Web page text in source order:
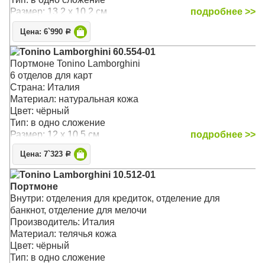
Размер: 13.2 x 10.2 см
подробнее >>
Цена: 6`990 Р
Tonino Lamborghini 60.554-01
Портмоне Tonino Lamborghini
6 отделов для карт
Страна: Италия
Материал: натуральная кожа
Цвет: чёрный
Тип: в одно сложение
Размер: 12 x 10.5 см
подробнее >>
Цена: 7`323 Р
Tonino Lamborghini 10.512-01
Портмоне
Внутри: отделения для кредиток, отделение для
банкнот, отделение для мелочи
Производитель: Италия
Материал: телячья кожа
Цвет: чёрный
Тип: в одно сложение